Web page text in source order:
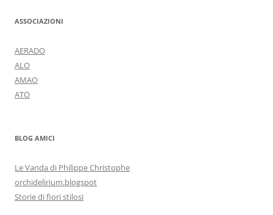
ASSOCIAZIONI
AERADO
ALO
AMAO
ATO
BLOG AMICI
Le Vanda di Philippe Christophe
orchidelirium.blogspot
Storie di fiori stilosi